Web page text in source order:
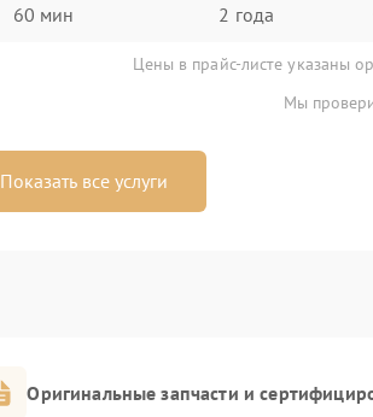
60 мин 2 года
Цены в прайс-листе указаны
Мы
Показать все услуги
Оригинальные запчасти и